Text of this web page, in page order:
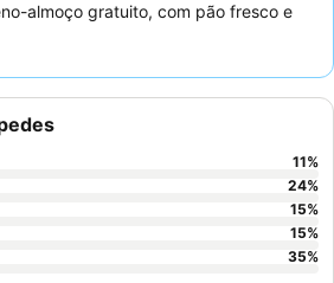
almoço gratuito, com pão fresco e
hóspedes elogiam
geral. Para aqueles que priorizam
recomenda-se pedir um quarto
11%
24%
15%
15%
35%